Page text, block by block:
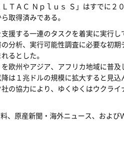
ＴＡＣ Ｎｐｌｕｓ Ｓ」はすでに２
取得済みである。
援する一連のタスクを着実に実行し
分析、実行可能性調査に必要な初
るとした。
州やアジア、アフリカ地域に普及
は１兆ドルの規模に拡大すると見
の協力により、ゆくゆくはウクラ
、原産新聞・海外ニュース、および